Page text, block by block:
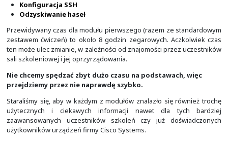
kontami, zdalnego logowania do urządzenia oraz
konfiguracji, gdy hasło dostępowe nie jest nam znane.
W ramach pierwszego modułu zajmiemy się
dotyczącymi typowo Cisco IOS, do których należy:
Poruszanie się w CLI
Wstępna konfiguracja i weryfikacja
Dostęp do urządzenia
Konfiguracja SSH
Odzyskiwanie haseł